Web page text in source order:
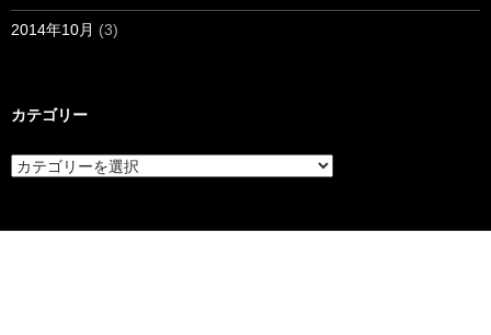
2014年10月 (3)
カテゴリー
カ
テ